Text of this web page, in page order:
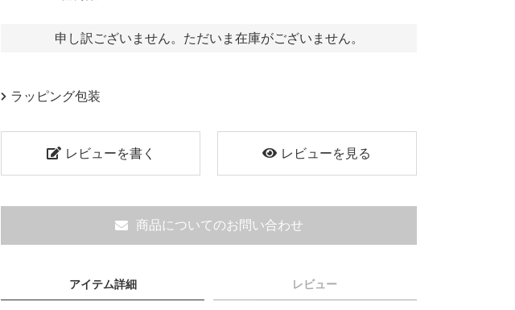
申し訳ございません。ただいま在庫がございません。
ラッピング包装
レビューを書く レビューを見る
商品についてのお問い合わせ
アイテム詳細 レビュー